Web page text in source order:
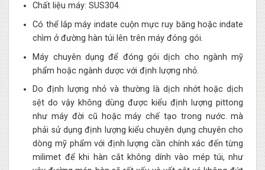
Chất liệu máy: SUS304.
Có thể lắp máy indate cuộn mực ruy băng hoặc indate
chìm ở đường hàn túi lên trên máy đóng gói.
Máy chuyên dụng để đóng gói dịch cho ngành mỹ
phẩm hoặc ngành dược với định lượng nhỏ.
Do định lượng nhỏ và thường là dịch nhớt hoặc dịch
sệt do vậy không dùng được kiểu định lượng pittong
như máy đời cũ hoặc máy chế tạo trong nước. mà
phải sử dụng định lượng kiểu chuyên dụng chuyên cho
dòng mỹ phẩm với định lượng cần chính xác đến từng
milimet để khi hàn cắt không dính vào mép túi, như